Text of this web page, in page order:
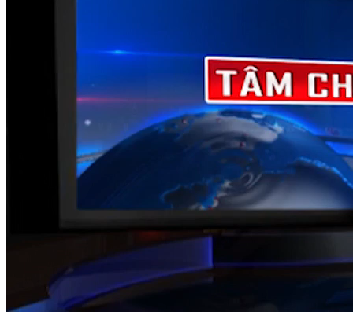
Ngày 20/10, trình Quốc hội miễn nhiệm Bộ trưởng Bộ Giao
thông vận tải
01:04
Thủ tướng: Phấn đấu đến năm 2030 có ít nhất 2 triệu doanh